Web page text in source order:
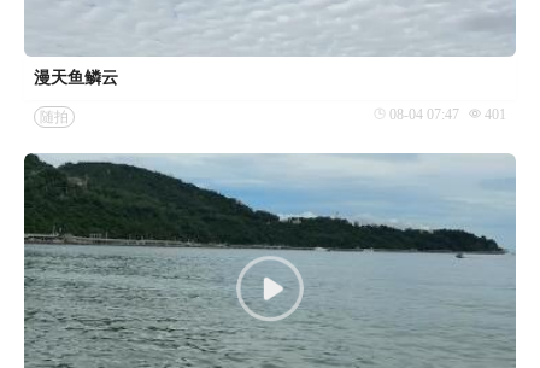
漫天鱼鳞云
随拍 08-04 07:47 401